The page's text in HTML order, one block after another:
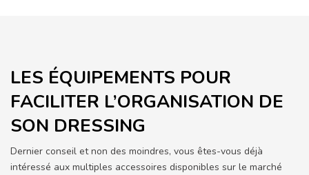
LES ÉQUIPEMENTS POUR
FACILITER L’ORGANISATION DE
SON DRESSING
Dernier conseil et non des moindres, vous êtes-vous déjà
intéressé aux multiples accessoires disponibles sur le marché